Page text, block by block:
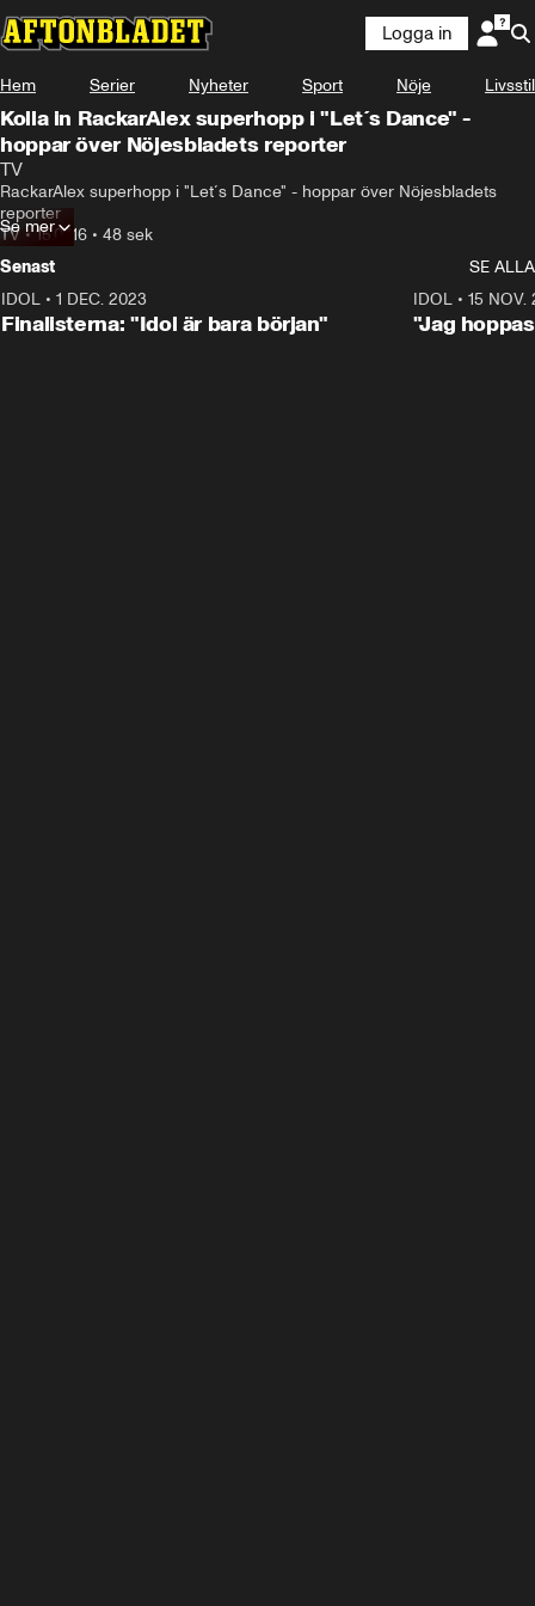
Logga in
Hem Serier Nyheter Sport Nöje Livsstil
Kolla in RackarAlex superhopp i "Let´s Dance" -
hoppar över Nöjesbladets reporter
TV
RackarAlex superhopp i "Let´s Dance" - hoppar över Nöjesbladets
reporter
TV •15.07.16 • 48 sek
Se mer
Senast
SE ALLA
IDOL • 1 DEC. 2023
Finalisterna: "Idol är bara början"
IDOL• 15 NOV.
"Jag